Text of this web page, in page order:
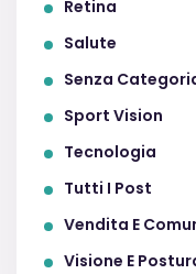
Retina
Salute
Senza
Sport Vision
Tecnologia
Tutti I Post
Vendita E
Visione E